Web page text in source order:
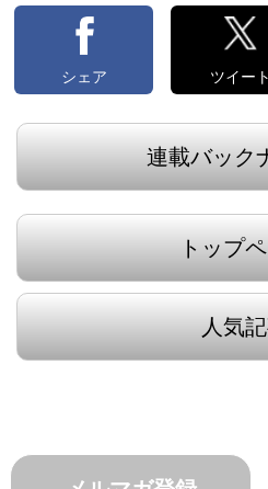
シェア ツイート
連載バック
トップ
人気